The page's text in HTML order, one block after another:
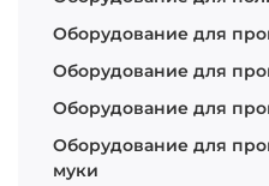
Оборудование для
Оборудование для
Оборудование для
Оборудование для
муки